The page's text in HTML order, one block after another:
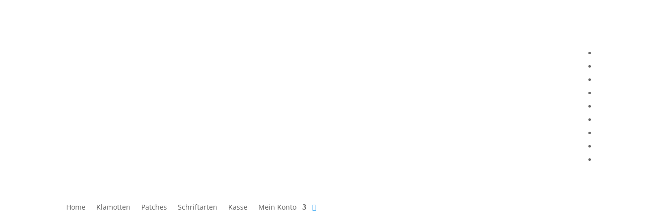
Home Klamotten Patches Schriftarten Kasse Mein Konto